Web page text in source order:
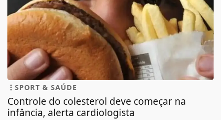
SPORT & SAÚDE
Controle do colesterol deve começar na
infância, alerta cardiologista